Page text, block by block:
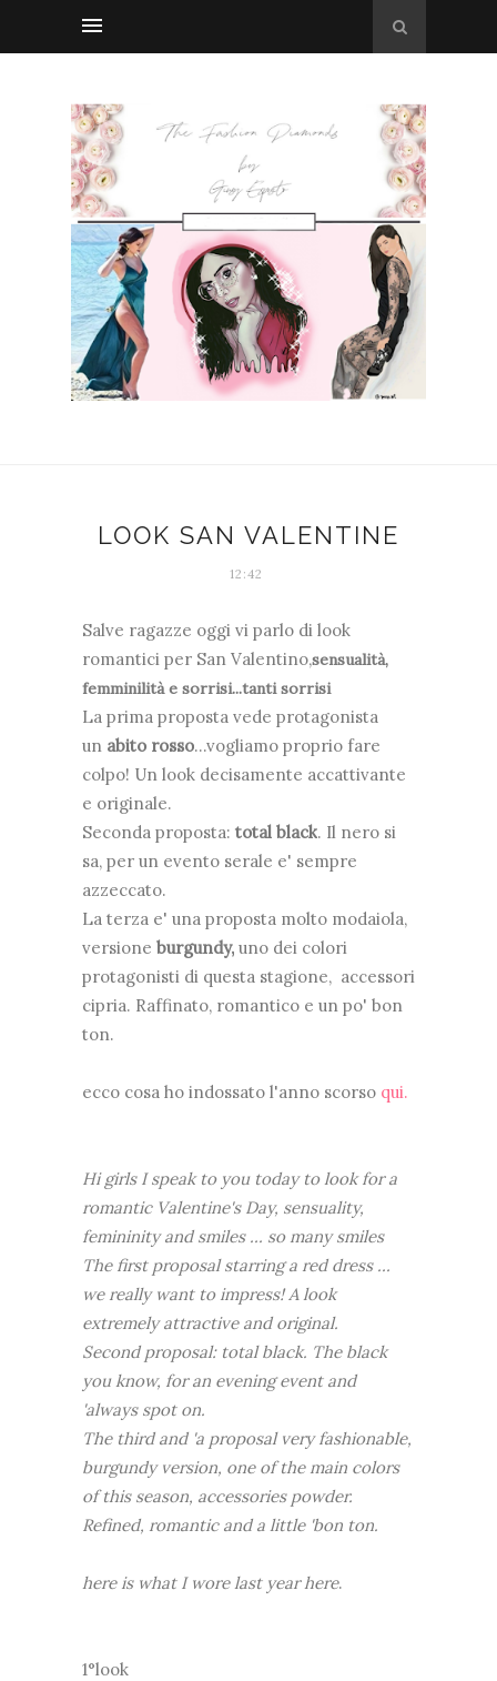
LOOK SAN VALENTINE
12:42
Salve ragazze oggi vi parlo di look
romantici per San Valentino,sensualità,
femminilità e sorrisi...tanti sorrisi
La prima proposta vede protagonista
un abito rosso...vogliamo proprio fare
colpo! Un look decisamente accattivante
e originale.
Seconda proposta: total black. Il nero si
sa, per un evento serale e' sempre
azzeccato.
La terza e' una proposta molto modaiola,
versione burgundy, uno dei colori
protagonisti di questa stagione, accessori
cipria. Raffinato, romantico e un po' bon
ton.
ecco cosa ho indossato l'anno scorso qui.
Hi girls I speak to you today to look for a
romantic Valentine's Day, sensuality,
femininity and smiles ... so many smiles
The first proposal starring a red dress ...
we really want to impress! A look
extremely attractive and original.
Second proposal: total black. The black
you know, for an evening event and
'always spot on.
The third and 'a proposal very fashionable,
burgundy version, one of the main colors
of this season, accessories powder.
Refined, romantic and a little 'bon ton.
here is what I wore last year here.
1°look